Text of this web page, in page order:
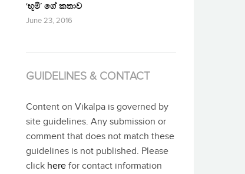
‘භූමි’ ගේ කතාව
June 23, 2016
GUIDELINES & CONTACT
Content on Vikalpa is governed by
site guidelines. Any submission or
comment that does not match these
guidelines is not published. Please
click here for contact information